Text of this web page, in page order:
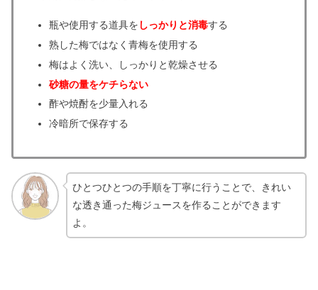
瓶や使用する道具を しっかりと消毒する
熟した梅ではなく青梅を使用する
梅はよく洗い、しっかりと乾燥させる
砂糖の量をケチらない
酢や焼酎を少量入れる
冷暗所で保存する
ひとつひとつの手順を丁寧に行うことで、きれい
な透き通った梅ジュースを作ることができます
よ。